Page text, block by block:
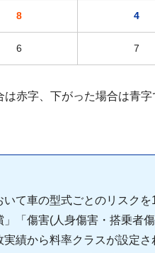
8 4
6 7
赤字、下がった場合は青字
て車の型式ごとのリスク
「傷害(人身傷害・搭乗者
績から料率クラスが設定